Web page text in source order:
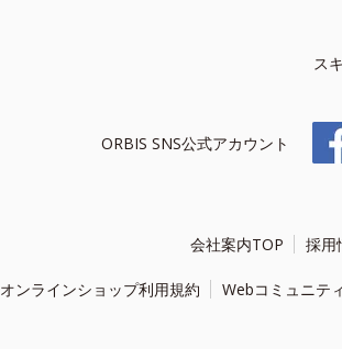
ス
ORBIS SNS公式アカウント
会社案内TOP 採用
オンラインショップ利用規約 Webコミュニテ